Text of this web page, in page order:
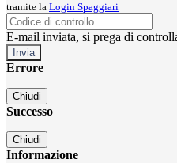
tramite la Login Spaggiari
E-mail inviata, si prega di
Errore
Chiudi
Successo
Chiudi
Informazione